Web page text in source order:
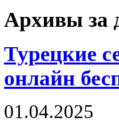
Архивы за
Турецкие
онлайн
01.04.2025